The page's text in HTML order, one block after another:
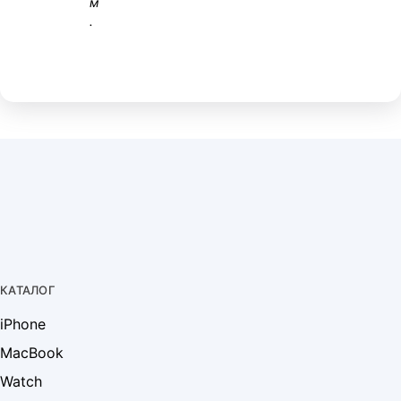
.
КАТАЛОГ
iPhone
MacBook
Watch